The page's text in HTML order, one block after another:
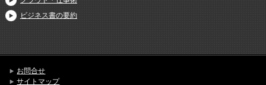
ビジネス書の要約
お問合せ
サイトマップ